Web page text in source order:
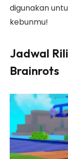
digunakan
kebunmu!
Jadwal
Brainrots